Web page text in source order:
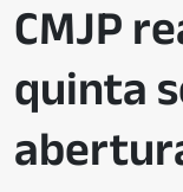
CMJP
quinta